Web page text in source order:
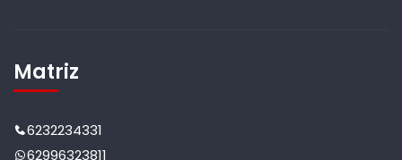
Matriz
6232234331
62996323811